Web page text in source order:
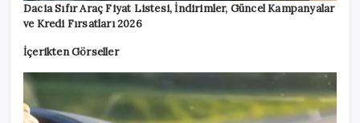
Dacia Sıfır Araç Fiyat Listesi, İndirimler, Güncel Kampanyalar
ve Kredi Fırsatları 2026
İçerikten Görseller